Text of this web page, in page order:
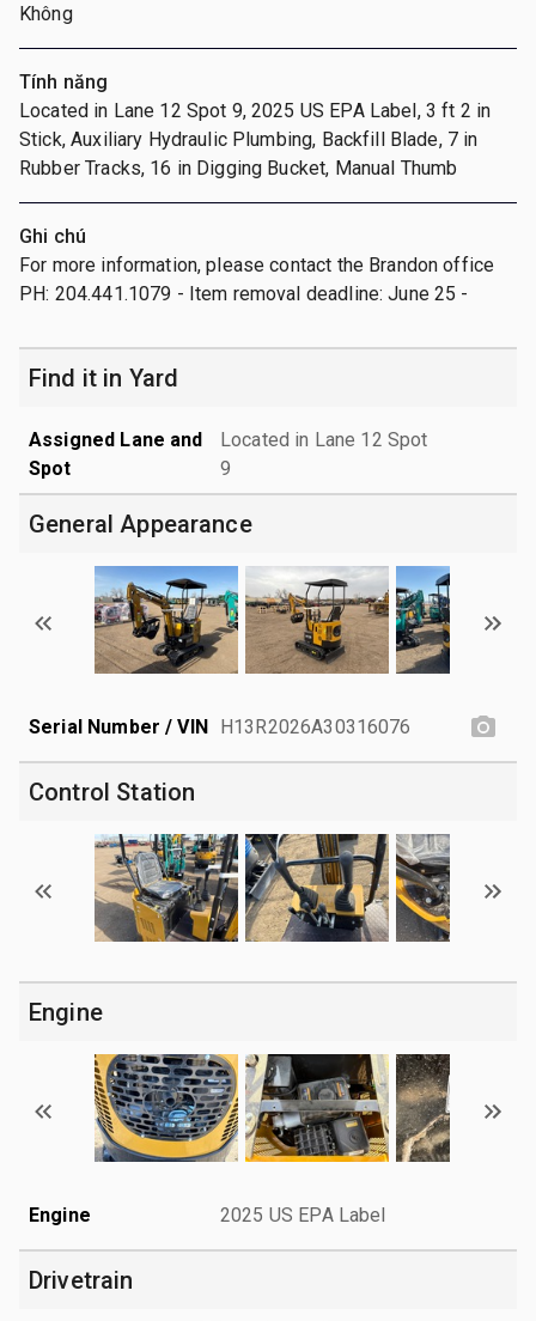
Không
Tính năng
Located in Lane 12 Spot 9, 2025 US EPA Label, 3 ft 2 in
Stick, Auxiliary Hydraulic Plumbing, Backfill Blade, 7 in
Rubber Tracks, 16 in Digging Bucket, Manual Thumb
Ghi chú
For more information, please contact the Brandon office
PH: 204.441.1079 - Item removal deadline: June 25 -
Find it in Yard
Assigned Lane and
Spot
Located in Lane 12 Spot
9
General Appearance
Serial Number / VIN H13R2026A30316076
Control Station
Engine
Engine 2025 US EPA Label
Drivetrain